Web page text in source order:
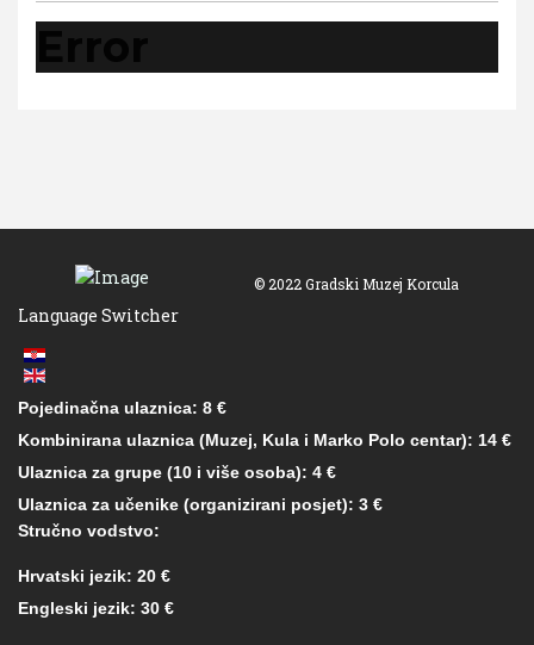
© 2022 Gradski Muzej Korcula
Language Switcher
Pojedinačna ulaznica: 8 €
Kombinirana ulaznica (Muzej, Kula i Marko Polo centar): 14 €
Ulaznica za grupe (10 i više osoba): 4 €
Ulaznica za učenike (organizirani posjet): 3 €
Stručno vodstvo:
Hrvatski jezik: 20 €
Engleski jezik: 30 €